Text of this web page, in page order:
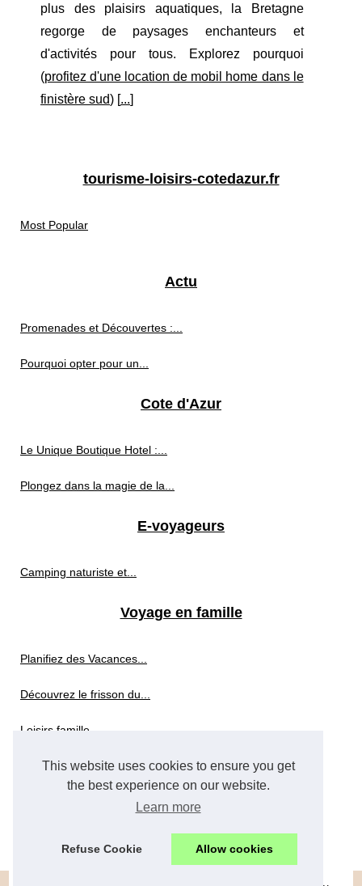
This website uses cookies to ensure you get
the best experience on our website.
Learn more
Refuse Cookie Allow cookies
plus des plaisirs aquatiques, la Bretagne
regorge de paysages enchanteurs et
d'activités pour tous. Explorez pourquoi
(profitez d'une location de mobil home dans le
finistère sud) [...]
tourisme-loisirs-cotedazur.fr
Most Popular
Actu
Promenades et Découvertes :...
Pourquoi opter pour un...
Cote d'Azur
Le Unique Boutique Hotel :...
Plongez dans la magie de la...
E-voyageurs
Camping naturiste et...
Voyage en famille
Planifiez des Vacances...
Découvrez le frisson du...
Loisirs famille...
Les meilleures balades en...
Idées activités landes pour...